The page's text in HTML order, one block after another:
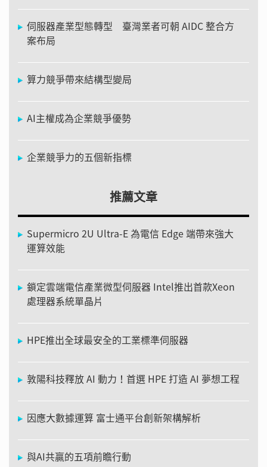
伺服器產業型態轉型 臺灣業者可朝 AIDC 整合方
案布局
算力競爭帶來結構型變局
AI主權成為企業競爭優勢
企業競爭力的五個新指標
推薦文章
Supermicro 2U Ultra-E 為電信 Edge 端帶來強大
運算效能
鎖定雲端電信產業微型伺服器 Intel推出首款Xeon
處理器系統單晶片
HPE推出全球最安全的工業標準伺服器
敦陽科技釋放 AI 動力！首選 HPE 打造 AI 夢想工程
因應大數據運算 富士通平台創新架構解析
與AI共贏的五項前瞻行動